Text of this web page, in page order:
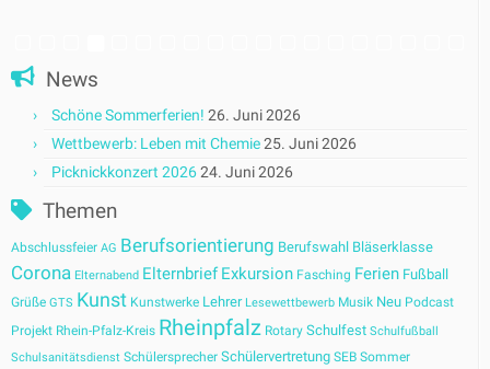
News
Schöne Sommerferien! 26. Juni 2026
Wettbewerb: Leben mit Chemie25. Juni 2026
Picknickkonzert 202624. Juni 2026
Themen
Abschlussfeier AG Berufsorientierung Berufswahl Bläserklasse
Corona Elternabend Elternbrief Exkursion Fasching Ferien Fußball
Grüße GTS Kunst Kunstwerke Lehrer Lesewettbewerb Musik Neu Podcast
Projekt Rhein-Pfalz-Kreis Rheinpfalz Rotary Schulfest Schulfußball
Schulsanitätsdienst Schülersprecher Schülervertretung SEB Sommer